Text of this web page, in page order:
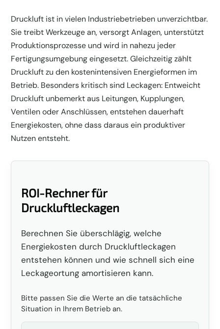
Druckluft ist in vielen Industriebetrieben unverzichtbar.
Sie treibt Werkzeuge an, versorgt Anlagen, unterstützt
Produktionsprozesse und wird in nahezu jeder
Fertigungsumgebung eingesetzt. Gleichzeitig zählt
Druckluft zu den kostenintensiven Energieformen im
Betrieb. Besonders kritisch sind Leckagen: Entweicht
Druckluft unbemerkt aus Leitungen, Kupplungen,
Ventilen oder Anschlüssen, entstehen dauerhaft
Energiekosten, ohne dass daraus ein produktiver
Nutzen entsteht.
ROI-Rechner für
Druckluftleckagen
Berechnen Sie überschlägig, welche
Energiekosten durch Druckluftleckagen
entstehen können und wie schnell sich eine
Leckageortung amortisieren kann.
Bitte passen Sie die Werte an die tatsächliche
Situation in Ihrem Betrieb an.